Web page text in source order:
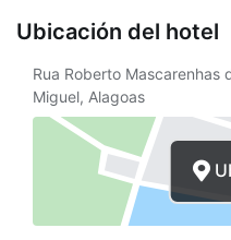
Internet
Sala con acceso
Desayuno gratis
Personal
Centro de
Ubicación del hotel
Rua Roberto Mascarenhas
Miguel, Alagoas